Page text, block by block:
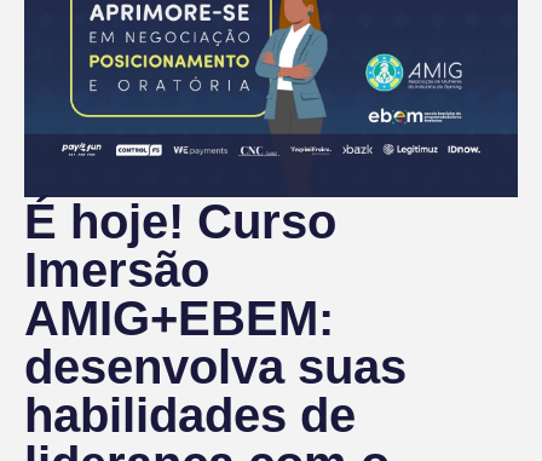
É hoje! Curso
Imersão
AMIG+EBEM:
desenvolva suas
habilidades de